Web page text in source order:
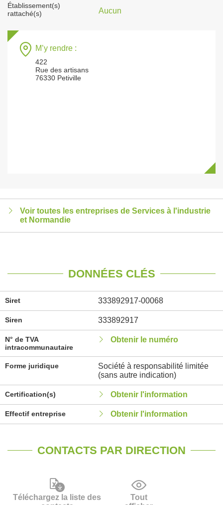
Établissement(s)
rattaché(s)
Aucun
M’y rendre :
422
Rue des artisans
76330 Petiville
Voir toutes les entreprises de Services à l'industrie
et Normandie
DONNÉES CLÉS
Siret 333892917-00068
Siren 333892917
N° de TVA
intracommunautaire
Obtenir le numéro
Forme juridique
Société à responsabilité limitée
(sans autre indication)
Certification(s) Obtenir l'information
Effectif entreprise Obtenir l'information
CONTACTS PAR DIRECTION
Téléchargez la liste des
Tout